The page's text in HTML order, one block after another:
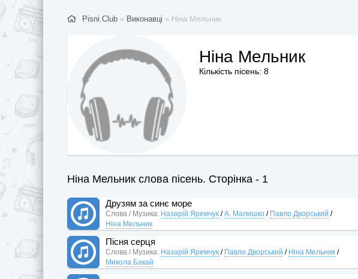
Pisni.Club » Виконавці » Ніна Мельник
Ніна Мельник
Кількість пісень: 8
Ніна Мельник слова пісень. Сторінка - 1
Друзям за синє море
Слова / Музика: Назарій Яремчук /А. Малишко / Павло Дворський /
Ніна Мельник
Пісня серця
Слова / Музика: Назарій Яремчук / Павло Дворський / Ніна Мельник /
Микола Бакай